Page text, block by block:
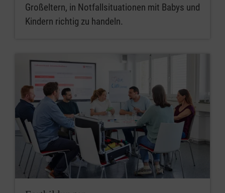
Großeltern, in Notfallsituationen mit Babys und
Kindern richtig zu handeln.